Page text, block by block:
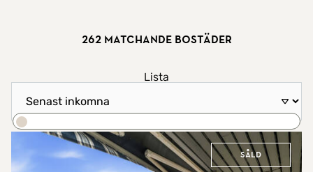
Lista
262 matchande bostäder
Sortera efter
Såld